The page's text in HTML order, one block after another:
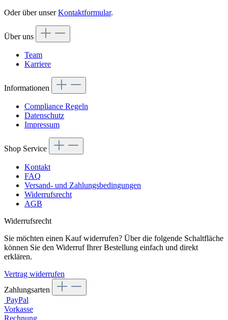
Oder über unserKontaktformular.
Über uns
Team
Karriere
Informationen
Compliance Regeln
Datenschutz
Impressum
Shop Service
Kontakt
FAQ
Versand- und Zahlungsbedingungen
Widerrufsrecht
AGB
Widerrufsrecht
Sie möchten einen Kauf widerrufen? Über die folgende Schaltfläche
können Sie den Widerruf Ihrer Bestellung einfach und direkt
erklären.
Vertrag widerrufen
Zahlungsarten
PayPal
Vorkasse
Rechnung